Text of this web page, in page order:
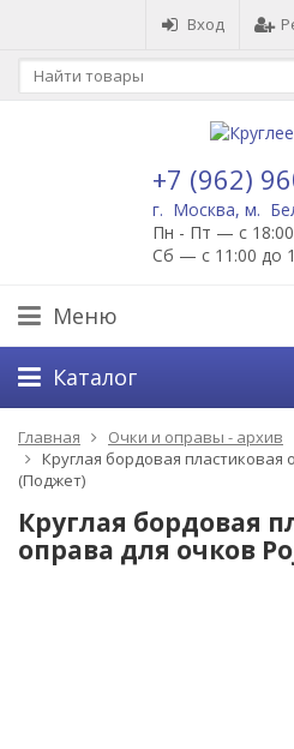
Вход
+7 (962)
г. Москва, м.
Пн - Пт — с
Сб — с 11:00 до
Меню
Каталог
Главная
Очки и оправы - архив
Круглая бордовая пластиковая
(Поджет)
Круглая бордовая
оправа для очков